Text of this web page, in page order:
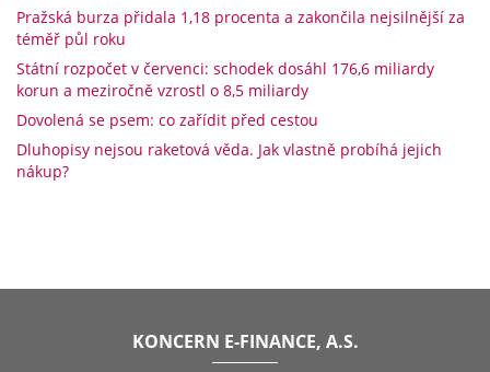
Pražská burza přidala 1,18 procenta a zakončila nejsilnější za
téměř půl roku
Státní rozpočet v červenci: schodek dosáhl 176,6 miliardy
korun a meziročně vzrostl o 8,5 miliardy
Dovolená se psem: co zařídit před cestou
Dluhopisy nejsou raketová věda. Jak vlastně probíhá jejich
nákup?
KONCERN E-FINANCE, A.S.